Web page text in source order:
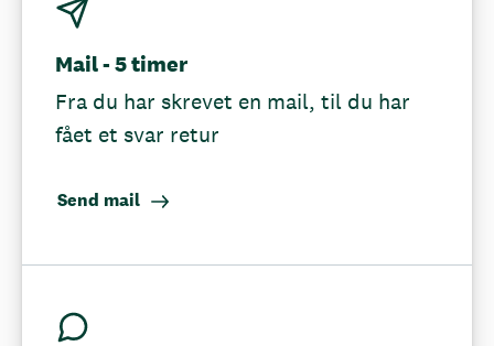
Mail - 5 timer
Fra du har skrevet en mail, til du har
fået et svar retur
Send mail